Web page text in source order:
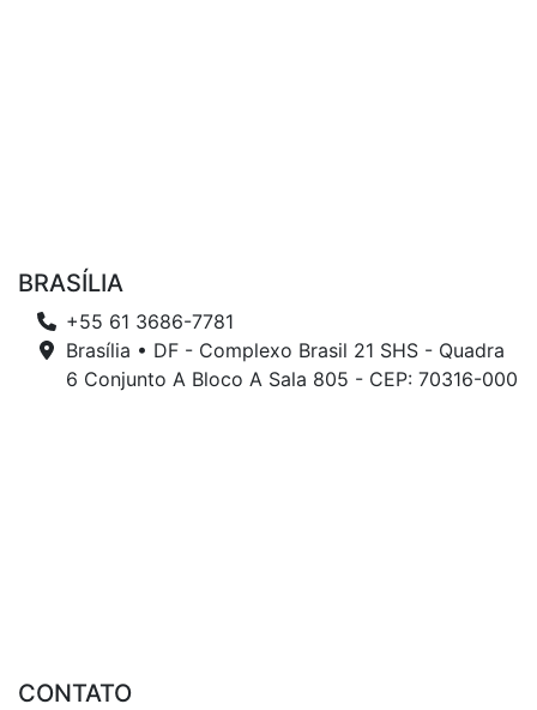
BRASÍLIA
+55 61 3686-7781
Brasília • DF - Complexo Brasil 21 SHS - Quadra
6 Conjunto A Bloco A Sala 805 - CEP: 70316-000
CONTATO